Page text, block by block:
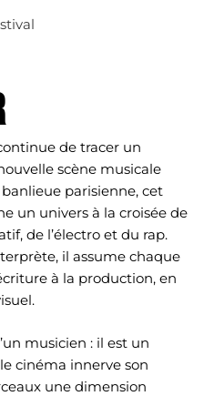
de tracer un
scène musicale
parisienne, cet
un univers à la croisée de
de l’électro et du rap.
il assume chaque
à la production, en
musicien : il est un
cinéma innerve son
une dimension